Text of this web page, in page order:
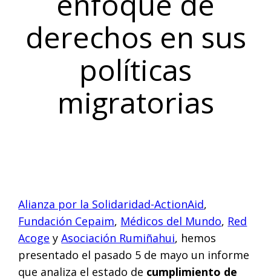
derechos en sus
políticas
migratorias
Alianza por la Solidaridad-ActionAid,
Fundación Cepaim, Médicos del Mundo, Red
Acoge yAsociación Rumiñahui, hemos
presentado el pasado 5 de mayo un informe
que analiza el estado de cumplimiento de